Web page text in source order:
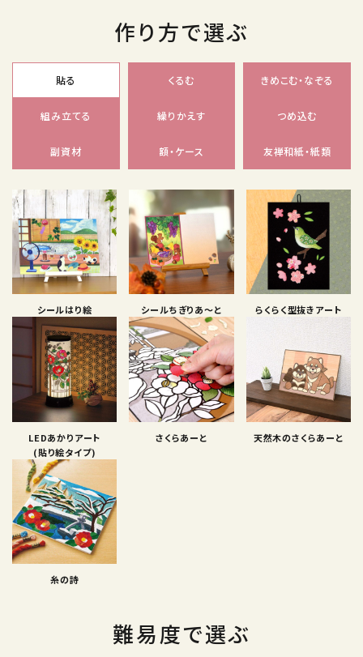
作り方で選ぶ
貼る くるむ きめこむ・なぞる
組み立てる 繰りかえす つめ込む
副資材 額・ケース 友禅和紙・紙類
シールはり絵 シールちぎりあ〜と らくらく型抜きアート
LEDあかりアート
(貼り絵タイプ)
さくらあーと 天然木のさくらあーと
糸の詩
難易度で選ぶ